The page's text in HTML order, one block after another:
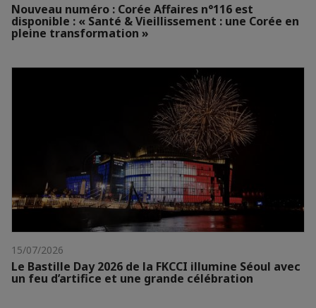
Nouveau numéro : Corée Affaires n°116 est
disponible : « Santé & Vieillissement : une Corée en
pleine transformation »
15/07/2026
Le Bastille Day 2026 de la FKCCI illumine Séoul avec
un feu d’artifice et une grande célébration